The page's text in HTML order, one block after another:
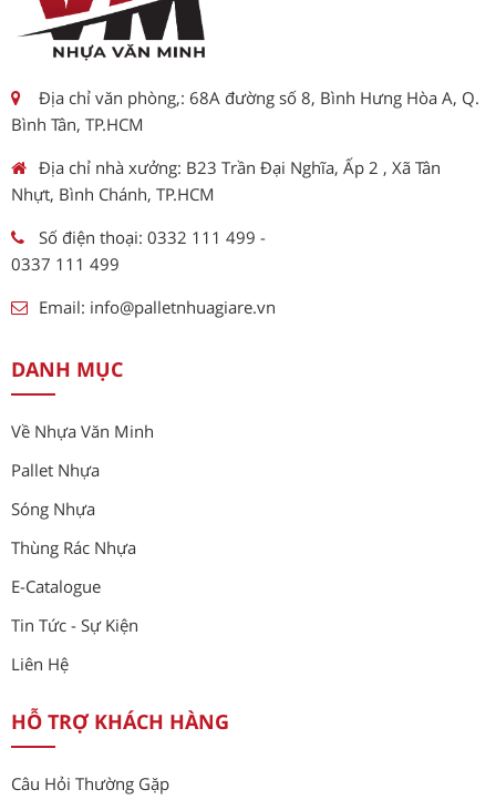
Địa chỉ văn phòng,: 68A đường số 8, Bình Hưng Hòa A, Q.
Bình Tân, TP.HCM
Địa chỉ nhà xưởng: B23 Trần Đại Nghĩa, Ấp 2 , Xã Tân
Nhựt, Bình Chánh, TP.HCM
Số điện thoại: 0332 111 499 -
0337 111 499
Email: info@palletnhuagiare.vn
DANH MỤC
Về Nhựa Văn Minh
Pallet Nhựa
Sóng Nhựa
Thùng Rác Nhựa
E-Catalogue
Tin Tức - Sự Kiện
Liên Hệ
HỖ TRỢ KHÁCH HÀNG
Câu Hỏi Thường Gặp